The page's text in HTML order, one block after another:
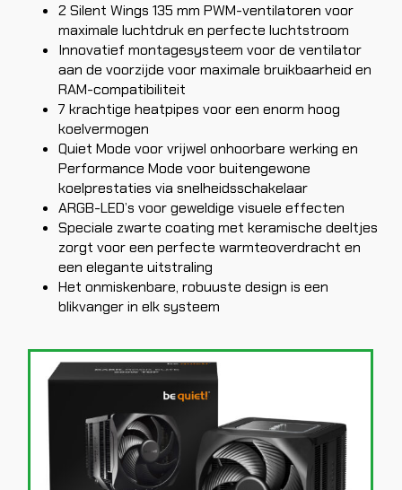
2 Silent Wings 135 mm PWM-ventilatoren voor
maximale luchtdruk en perfecte luchtstroom
Innovatief montagesysteem voor de ventilator
aan de voorzijde voor maximale bruikbaarheid en
RAM-compatibiliteit
7 krachtige heatpipes voor een enorm hoog
koelvermogen
Quiet Mode voor vrijwel onhoorbare werking en
Performance Mode voor buitengewone
koelprestaties via snelheidsschakelaar
ARGB-LED’s voor geweldige visuele effecten
Speciale zwarte coating met keramische deeltjes
zorgt voor een perfecte warmteoverdracht en
een elegante uitstraling
Het onmiskenbare, robuuste design is een
blikvanger in elk systeem